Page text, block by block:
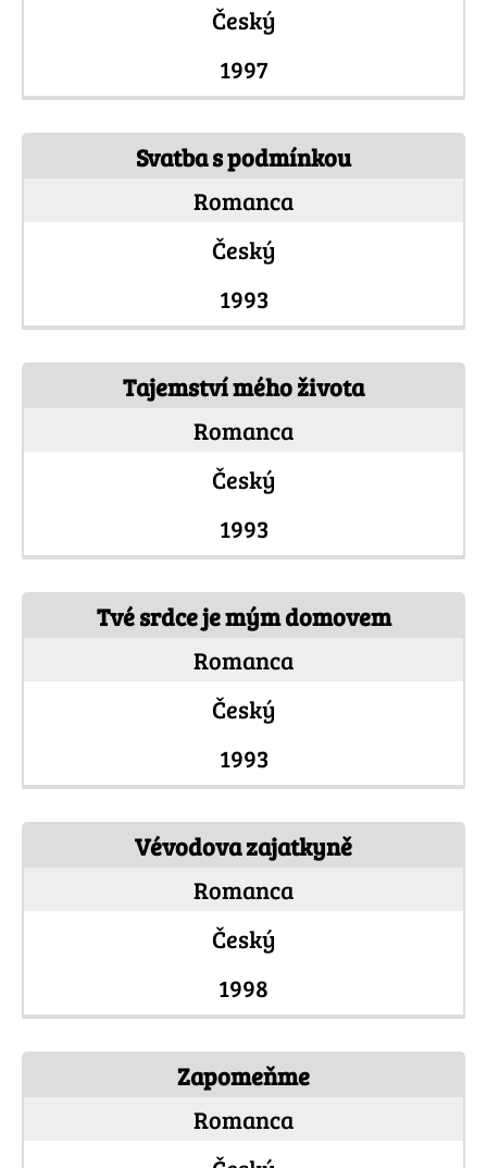
Český
1997
Svatba s podmínkou
Romanca
Český
1993
Tajemství mého života
Romanca
Český
1993
Tvé srdce je mým domovem
Romanca
Český
1993
Vévodova zajatkyně
Romanca
Český
1998
Zapomeňme
Romanca